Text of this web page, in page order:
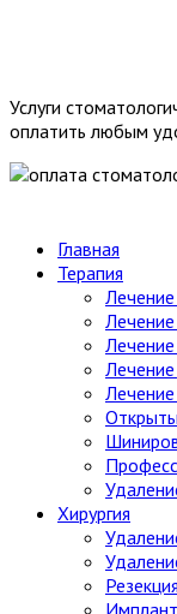
Услуги
оплатить любым
Главная
Терапия
Хирургия